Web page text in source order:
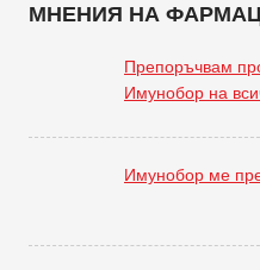
МНЕНИЯ НА
Препоръчвам
Имунобор на
Имунобор ме